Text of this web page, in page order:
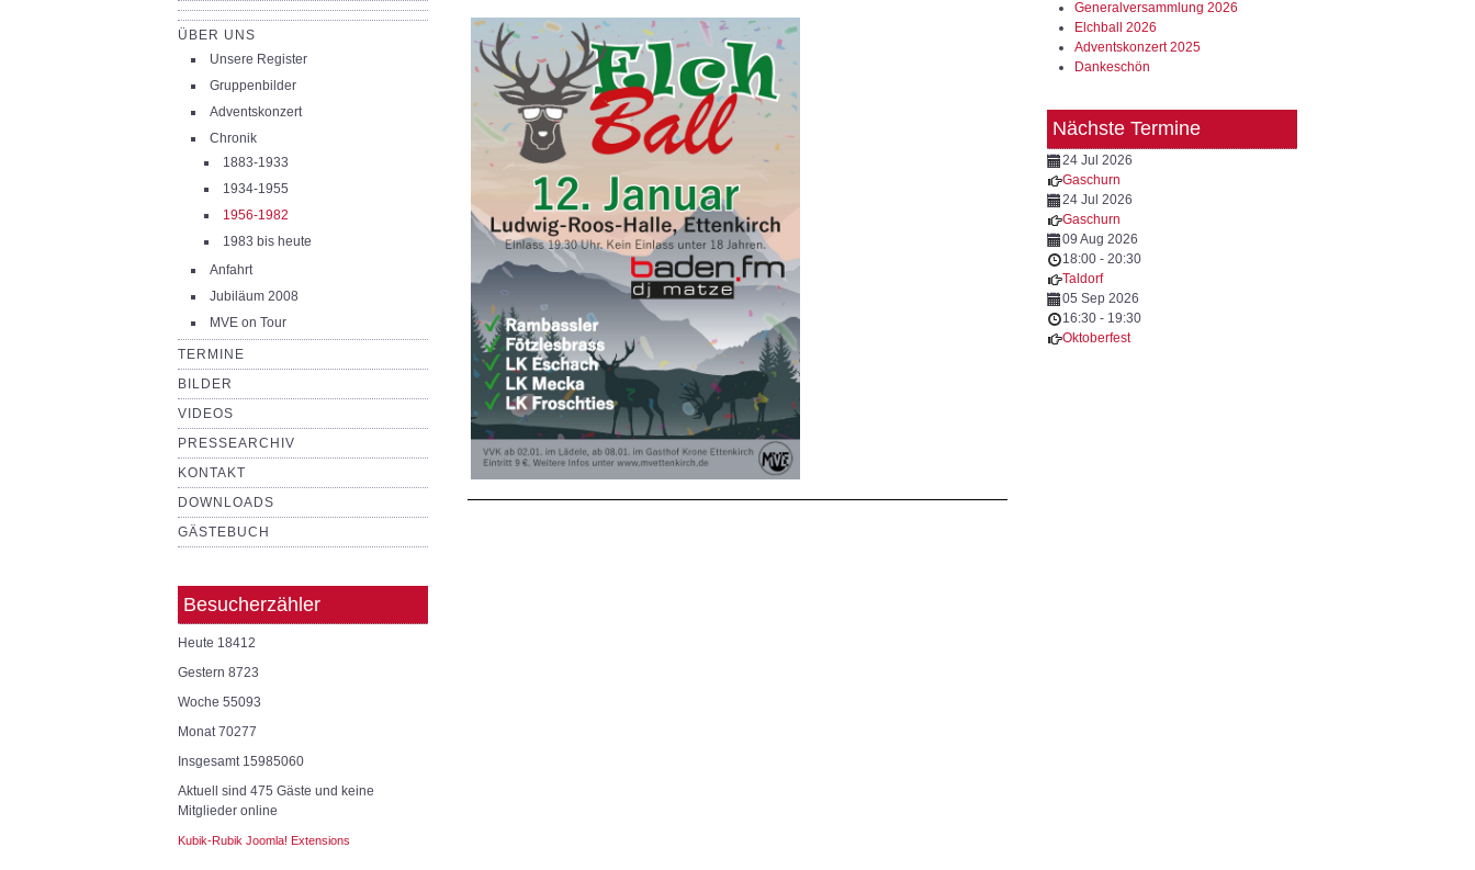
ÜBER UNS
Unsere Register
Gruppenbilder
Adventskonzert
Chronik
1883-1933
1934-1955
1956-1982
1983 bis heute
Anfahrt
Jubiläum 2008
MVE on Tour
TERMINE
BILDER
VIDEOS
PRESSEARCHIV
KONTAKT
DOWNLOADS
GÄSTEBUCH
Besucherzähler
Heute 18412
Gestern 8723
Woche 55093
Monat70277
Insgesamt 15985060
Aktuell sind 475 Gäste und keine
Mitglieder online
Kubik-Rubik Joomla! Extensions
Generalversammlung 2026
Elchball 2026
Adventskonzert 2025
Dankeschön
Nächste Termine
24 Jul 2026
Gaschurn
24 Jul 2026
Gaschurn
09 Aug 2026
18:00 - 20:30
Taldorf
05 Sep 2026
16:30 - 19:30
Oktoberfest